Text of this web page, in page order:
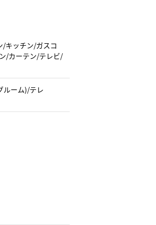
キッチン/ガスコ
/カーテン/テレビ/
ルーム)/テレ